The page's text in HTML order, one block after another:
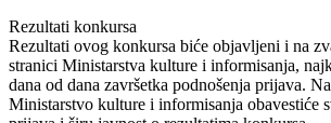
Rezultati konkursa
Rezultati ovog konkursa biće objavljeni i na
stranici Ministarstva kulture i informisanja,
dana od dana završetka podnošenja prijava.
Ministarstvo kulture i informisanja obavestiće